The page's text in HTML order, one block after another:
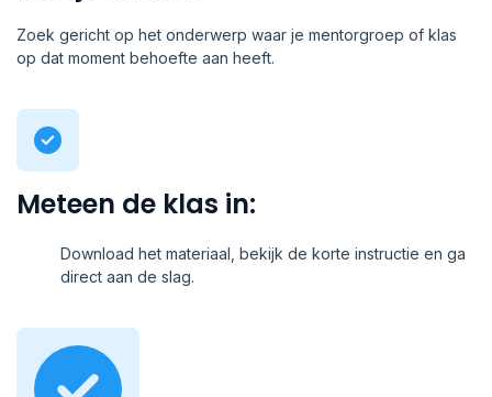
Zoek gericht op het onderwerp waar je mentorgroep of klas
op dat moment behoefte aan heeft.
Meteen de klas in:
Download het materiaal, bekijk de korte instructie en ga
direct aan de slag.